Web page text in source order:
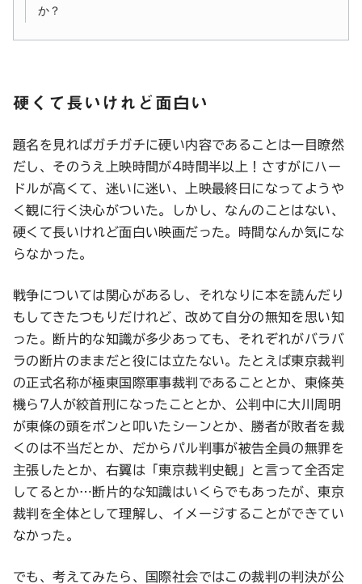
か？
硬くて長いけれど面白い
題名を見ればガチガチに硬い内容であることは一目瞭然
だし、そのうえ上映時間が4時間半以上！さすがにハー
ドルが高くて、迷いに迷い、上映最終日になってようや
く観に行く決心がついた。しかし、なんのことはない、
硬くて長いけれど面白い映画だった。時間なんか気にな
らなかった。
戦争については関心があるし、それなりに本を読んだり
もしてきたつもりだけれど、改めて自分の無知を思い知
った。断片的な知識が多少あっても、それぞれがバラバ
ラの断片のままだと役には立たない。たとえば東京裁判
の正式名称が極東国際軍事裁判であることとか、東條英
機ら7人が絞首刑になったこととか、公判中に大川周明
が東條の頭をポンと叩いたシーンとか、勝者が敗者を裁
くのは不当だとか、だからパル判事が被告全員の無罪を
主張したとか、右翼は「東京裁判史観」と言って全否定
してるとか…断片的な知識はいくらでもあったが、東京
裁判を全体として理解し、イメージすることができてい
なかった。
でも、考えてみたら、国際社会ではこの裁判の判決が公